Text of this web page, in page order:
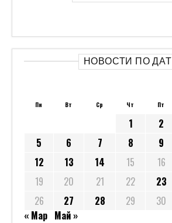
НОВОСТИ ПО
Пн Вт Ср Чт Пт
1 2
5
6 7 8 9
12
13 14 15 16
19
20 21 22 23
26
27 28 29
30
« Мар Май »